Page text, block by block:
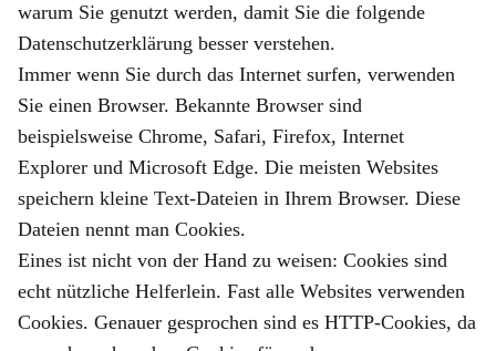
warum Sie genutzt werden, damit Sie die folgende
Datenschutzerklärung besser verstehen.
Immer wenn Sie durch das Internet surfen, verwenden
Sie einen Browser. Bekannte Browser sind
beispielsweise Chrome, Safari, Firefox, Internet
Explorer und Microsoft Edge. Die meisten Websites
speichern kleine Text-Dateien in Ihrem Browser. Diese
Dateien nennt man Cookies.
Eines ist nicht von der Hand zu weisen: Cookies sind
echt nützliche Helferlein. Fast alle Websites verwenden
Cookies. Genauer gesprochen sind es HTTP-Cookies, da